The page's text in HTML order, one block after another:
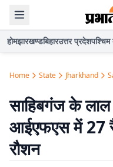
होमझारखण्डबिहारउत्तर प्रदेशपश्चिम
Home State Jharkhand
साहिबगंज के
आईएफएस में 27
रौशन